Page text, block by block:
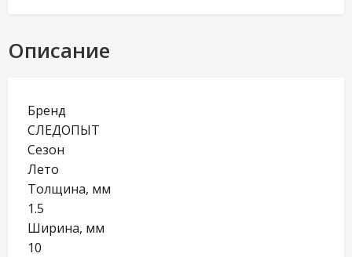
Описание
Бренд
СЛЕДОПЫТ
Сезон
Лето
Толщина, мм
1.5
Ширина, мм
10